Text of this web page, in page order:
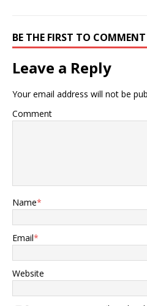
BE THE FIRST TO COMMENT
Leave a Reply
Your email address will not be
Comment
Name*
Email*
Website